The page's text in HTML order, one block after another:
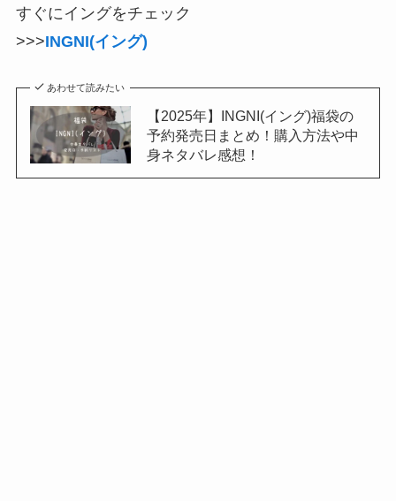
すぐにイングをチェック
>>>INGNI(イング)
あわせて読みたい
【2025年】INGNI(イング)福袋の
予約発売日まとめ！購入方法や中
身ネタバレ感想！